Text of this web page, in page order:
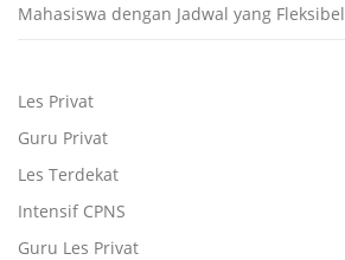
Mahasiswa dengan Jadwal yang Fleksibel
Les Privat
Guru Privat
Les Terdekat
Intensif CPNS
Guru Les Privat